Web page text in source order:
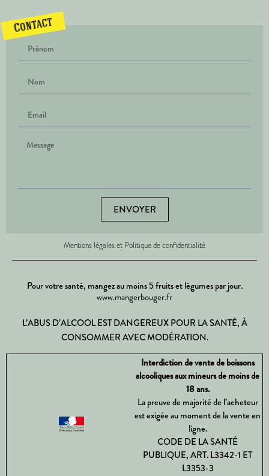
Contact
ENVOYER
Mentions légales et Politique de confidentialité
Pour votre santé, mangez au moins 5 fruits et légumes par jour.
www.mangerbouger.fr
L’ABUS D’ALCOOL EST DANGEREUX POUR LA SANTÉ, À
CONSOMMER AVEC MODÉRATION.
Interdiction de vente de boissons
alcooliques aux mineurs de moins de
18 ans.
La preuve de majorité de l’acheteur
est exigée au moment de la vente en
ligne.
CODE DE LA SANTÉ
PUBLIQUE, ART. L3342-1 ET
L3353-3